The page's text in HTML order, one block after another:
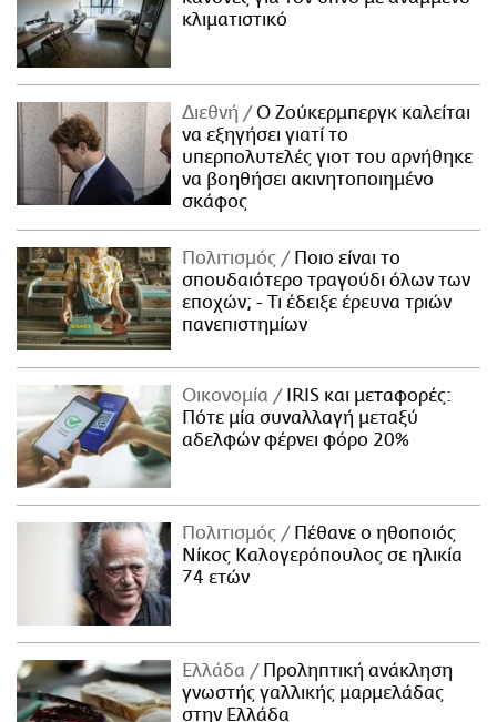
κλιματιστικό
Διεθνή
Ο Ζούκερμπεργκ καλείται
να εξηγήσει γιατί το
υπερπολυτελές γιοτ του αρνήθηκε
να βοηθήσει ακινητοποιημένο
σκάφος
Πολιτισμός
Ποιο είναι το
σπουδαιότερο τραγούδι όλων των
εποχών; - Τι έδειξε έρευνα τριών
πανεπιστημίων
Οικονομία
IRIS και μεταφορές:
Πότε μία συναλλαγή μεταξύ
αδελφών φέρνει φόρο 20%
Πολιτισμός
Πέθανε ο ηθοποιός
Νίκος Καλογερόπουλος σε ηλικία
74 ετών
Ελλάδα
Προληπτική ανάκληση
γνωστής γαλλικής μαρμελάδας
στην Ελλάδα